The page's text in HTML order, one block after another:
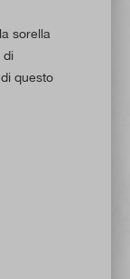
sorella
di
questo